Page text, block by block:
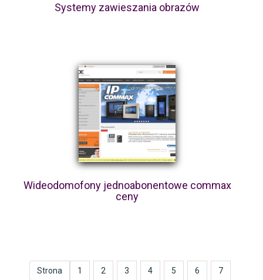
Systemy zawieszania obrazów
Wideodomofony jednoabonentowe commax
ceny
Strona 1 2 3 4 5 6 7